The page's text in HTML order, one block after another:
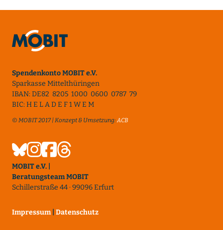
Spendenkonto MOBIT e.V.
Sparkasse Mittelthüringen
IBAN: DE82 8205 1000 0600 0787 79
BIC: H E L A D E F 1 W E M
© MOBIT 2017 | Konzept & Umsetzung:ACB
MOBIT e.V. |
Beratungsteam MOBIT
Schillerstraße 44 · 99096 Erfurt
Impressum Datenschutz